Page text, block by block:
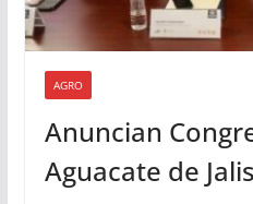
AGRO
Anuncian
Aguacate de